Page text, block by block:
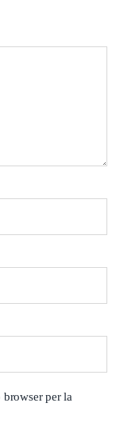
per la